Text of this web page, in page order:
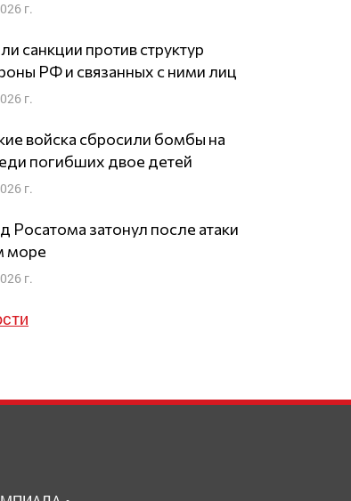
г.
санкции против структур
РФ и связанных с ними лиц
г.
войска сбросили бомбы на
погибших двое детей
г.
Росатома затонул после атаки
море
г.